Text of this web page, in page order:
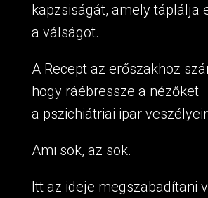
kapzsiságát, amely táplálja
a válságot.
A Recept az erőszakhoz
hogy ráébressze a nézőket
a pszichiátriai ipar
Ami sok, az sok.
Itt az ideje megszabadítani